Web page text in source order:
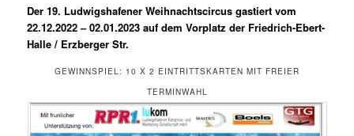
Der 19. Ludwigshafener Weihnachtscircus gastiert vom
22.12.2022 – 02.01.2023 auf dem Vorplatz der Friedrich-Ebert-
Halle / Erzberger Str.
GEWINNSPIEL: 10 X 2 EINTRITTSKARTEN MIT FREIER
TERMINWAHL